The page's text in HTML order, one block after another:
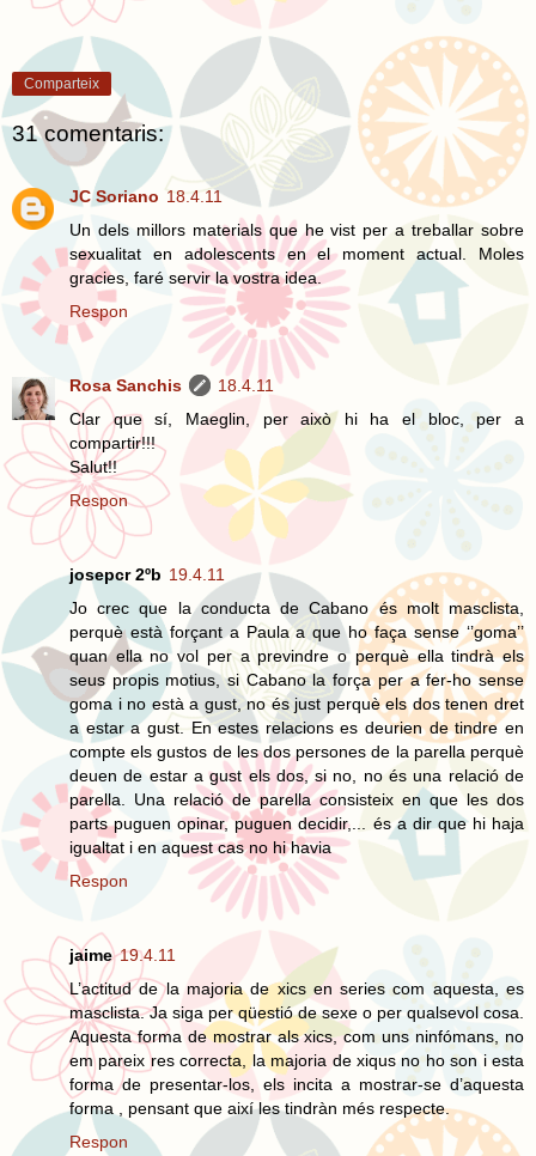
Comparteix
31 comentaris:
JC Soriano 18.4.11
Un dels millors materials que he vist per a treballar sobre
sexualitat en adolescents en el moment actual. Moles
gracies, faré servir la vostra idea.
Respon
Rosa Sanchis
18.4.11
Clar que sí, Maeglin, per això hi ha el bloc, per a
compartir!!!
Salut!!
Respon
josepcr 2ºb 19.4.11
Jo crec que la conducta de Cabano és molt masclista,
perquè està forçant a Paula a que ho faça sense ‘’goma’’
quan ella no vol per a previndre o perquè ella tindrà els
seus propis motius, si Cabano la força per a fer-ho sense
goma i no està a gust, no és just perquè els dos tenen dret
a estar a gust. En estes relacions es deurien de tindre en
compte els gustos de les dos persones de la parella perquè
deuen de estar a gust els dos, si no, no és una relació de
parella. Una relació de parella consisteix en que les dos
parts puguen opinar, puguen decidir,... és a dir que hi haja
igualtat i en aquest cas no hi havia
Respon
jaime 19.4.11
L’actitud de la majoria de xics en series com aquesta, es
masclista. Ja siga per qüestió de sexe o per qualsevol cosa.
Aquesta forma de mostrar als xics, com uns ninfómans, no
em pareix res correcta, la majoria de xiqus no ho son i esta
forma de presentar-los, els incita a mostrar-se d’aquesta
forma , pensant que així les tindràn més respecte.
Respon